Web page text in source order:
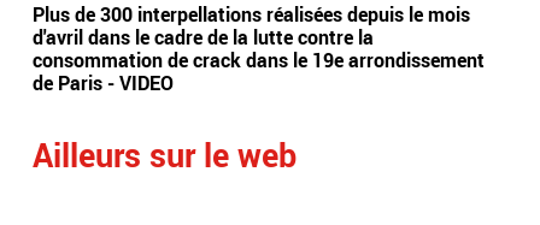
Plus de 300 interpellations réalisées depuis le mois
d'avril dans le cadre de la lutte contre la
consommation de crack dans le 19e arrondissement
de Paris - VIDEO
Ailleurs sur le web